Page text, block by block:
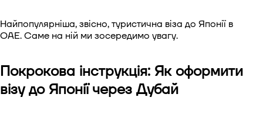
Найпопулярніша, звісно, туристична віза до Японії в
ОАЕ. Саме на ній ми зосередимо увагу.
Покрокова інструкція: Як оформити
візу до Японії через Дубай